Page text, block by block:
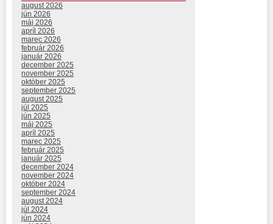
august 2026
jún 2026
máj 2026
apríl 2026
marec 2026
február 2026
január 2026
december 2025
november 2025
október 2025
september 2025
august 2025
júl 2025
jún 2025
máj 2025
apríl 2025
marec 2025
február 2025
január 2025
december 2024
november 2024
október 2024
september 2024
august 2024
júl 2024
jún 2024